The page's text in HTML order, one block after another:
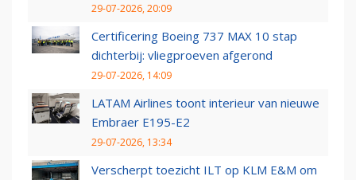
29-07-2026, 20:09
Certificering Boeing 737 MAX 10 stap
dichterbij: vliegproeven afgerond
29-07-2026, 14:09
LATAM Airlines toont interieur van nieuwe
Embraer E195-E2
29-07-2026, 13:34
Verscherpt toezicht ILT op KLM E&M om